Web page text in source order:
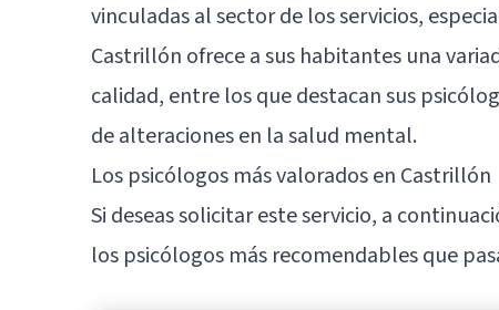
vinculadas al sector de los servicios,
Castrillón ofrece a sus habitantes una
calidad, entre los que destacan sus
de alteraciones en la salud mental.
Los psicólogos más valorados en Castrillón
Si deseas solicitar este servicio, a
los psicólogos más recomendables que